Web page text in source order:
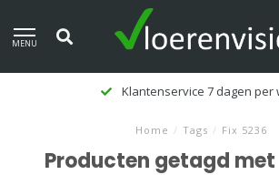
MENU
Klantenservice 7 dagen per
Home / Tags / Fix 5236
Producten getagd met